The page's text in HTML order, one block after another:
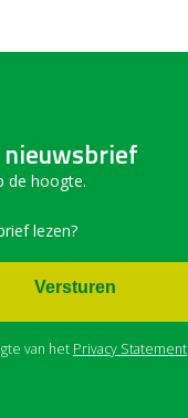
de hoogte.
lezen?
van het Privacy Statement
Versturen